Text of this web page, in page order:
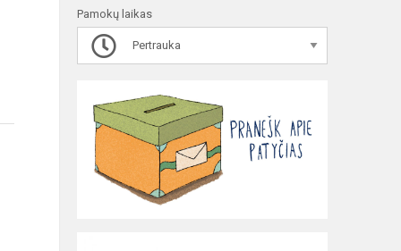
Pamokų laikas
Pertrauka